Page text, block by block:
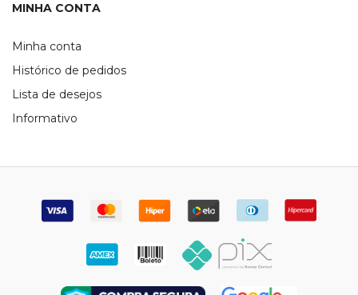
MINHA CONTA
Minha conta
Histórico de pedidos
Lista de desejos
Informativo